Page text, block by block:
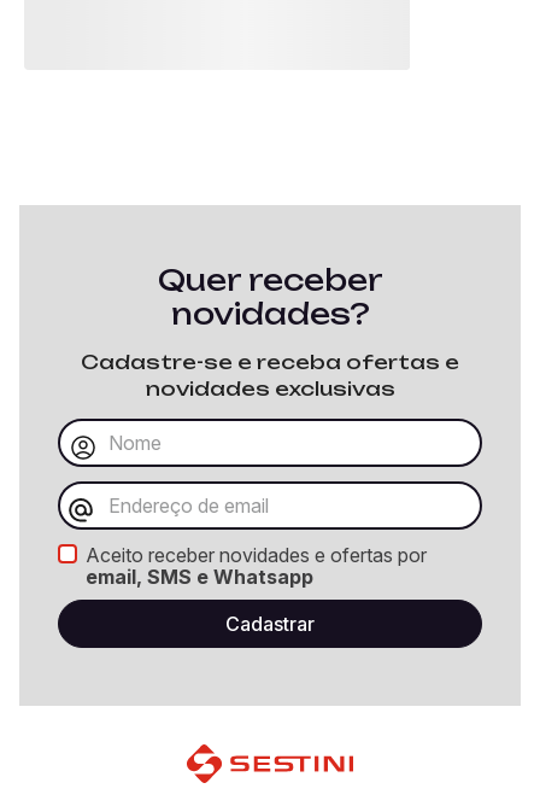
Quer receber
novidades?
Cadastre-se e receba ofertas e
novidades exclusivas
Aceito receber novidades e ofertas por
email, SMS e Whatsapp